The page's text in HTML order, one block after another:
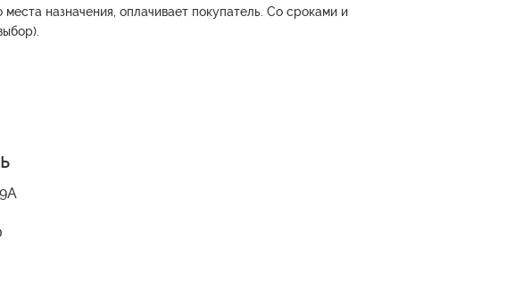
назначения, оплачивает покупатель. Со сроками и